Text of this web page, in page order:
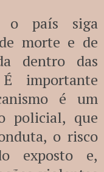
o país siga
morte e de
dentro das
importante
é um
policial, que
o risco
exposto e,